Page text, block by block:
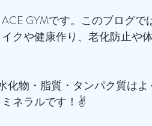
GYMです。このブログ
クや健康作り、老化防止や
化物・脂質・タンパク質は
ネラルです！✌️